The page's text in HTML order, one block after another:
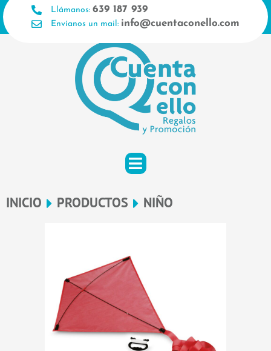
Ir
al
contenido
Llámanos: 639 187 939
Envíanos un mail: info@cuentaconello.com
INICIO PRODUCTOS NIÑO